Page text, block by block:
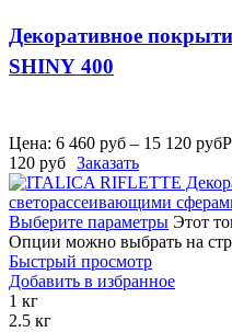
Декоративное
SHINY 400
Цена: 6 460 руб – 15 120 руб
120 руб Заказать
Выберите параметры Этот
Опции можно выбрать на
Быстрый просмотр
Добавить в избранное
1 кг
2.5 кг